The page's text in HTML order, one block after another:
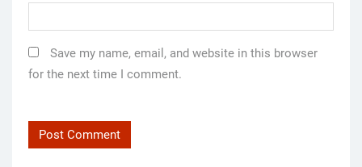
Save my name, email, and website in this browser
for the next time I comment.